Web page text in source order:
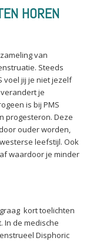
HOREN
van
Steeds
voel jij je niet jezelf
je
is bij PMS
progesteron. Deze
ouder worden,
leefstijl. Ook
waardoor je minder
kort toelichten
In de medische
Disphoric